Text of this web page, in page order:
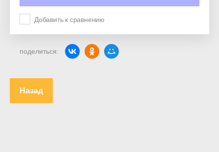
Добавить к сравнению
поделиться:
Назад